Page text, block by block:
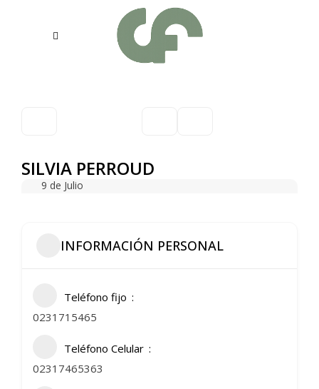
SILVIA PERROUD
9 de Julio
INFORMACIÓN PERSONAL
Teléfono fijo
0231715465
Teléfono Celular
02317465363